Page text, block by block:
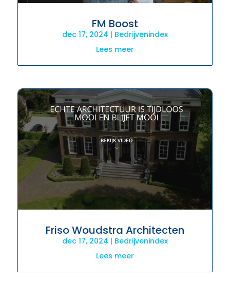
FM Boost
dec 17, 2024 | Bedrijvenindex
Lees meer
Friso Woudstra Architecten
dec 17, 2024 | Bedrijvenindex
Lees meer